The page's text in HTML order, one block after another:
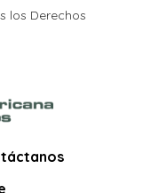
los Derechos